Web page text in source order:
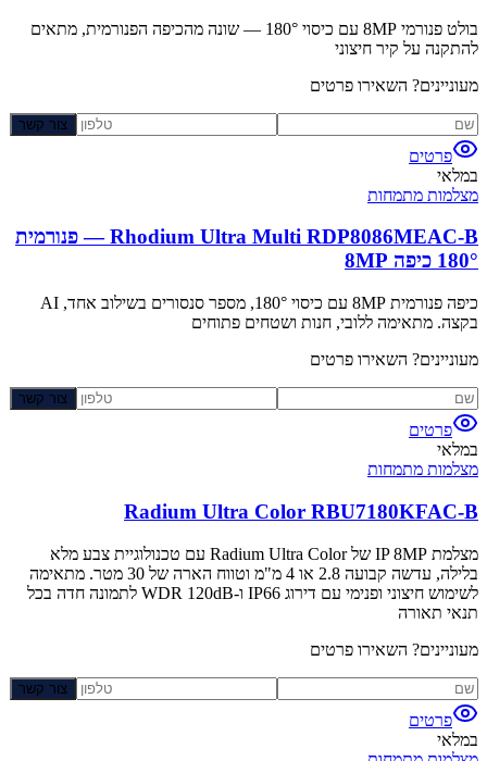
בולט פנורמי 8MP עם כיסוי 180° — שונה מהכיפה הפנורמית, מתאים
להתקנה על קיר חיצוני
מעוניינים? השאירו פרטים
צור קשר
פרטים
במלאי
מצלמות מתמחות
Rhodium Ultra Multi RDP8086MEAC-B — פנורמית
180° כיפה 8MP
כיפה פנורמית 8MP עם כיסוי 180°, מספר סנסורים בשילוב אחד, AI
בקצה. מתאימה ללובי, חנות ושטחים פתוחים
מעוניינים? השאירו פרטים
צור קשר
פרטים
במלאי
מצלמות מתמחות
Radium Ultra Color RBU7180KFAC-B
מצלמת IP 8MP של Radium Ultra Color עם טכנולוגיית צבע מלא
בלילה, עדשה קבועה 2.8 או 4 מ"מ וטווח הארה של 30 מטר. מתאימה
לשימוש חיצוני ופנימי עם דירוג IP66 ו-WDR 120dB לתמונה חדה בכל
תנאי תאורה
מעוניינים? השאירו פרטים
צור קשר
פרטים
במלאי